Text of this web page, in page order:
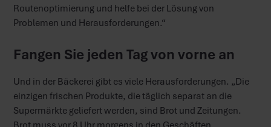
Routenoptimierung und helfe bei der Lösung von
Problemen und Herausforderungen.“
Fangen Sie jeden Tag von vorne an
Und in der Bäckerei gibt es viele Herausforderungen. „Die
einzigen frischen Produkte, die täglich separat an die
Supermärkte geliefert werden, sind Brot und Zeitungen.
Brot muss vor 8 Uhr morgens in den Geschäften